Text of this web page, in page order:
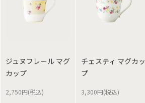
ジュヌフレール マグ
カップ
2,750円(税込)
チェスティ マグカッ
プ
3,300円(税込)